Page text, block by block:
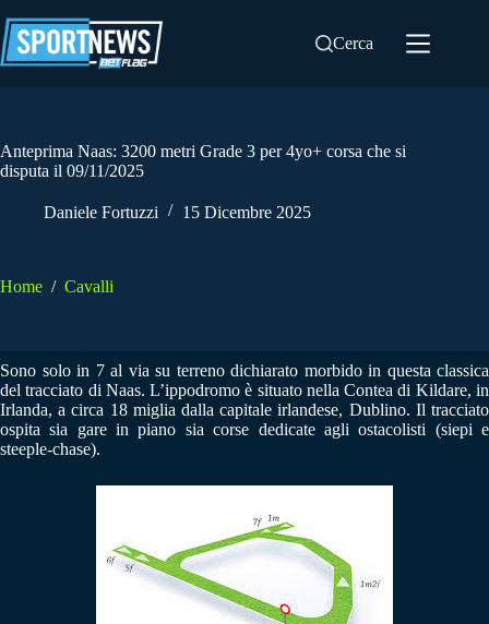
al
contenuto
Cerca
Anteprima Naas: 3200 metri Grade 3 per 4yo+ corsa che si
disputa il 09/11/2025
Daniele Fortuzzi 15 Dicembre 2025
Home / Cavalli
Sono solo in 7 al via su terreno dichiarato morbido in questa classica
del tracciato di Naas. L’ippodromo è situato nella Contea di Kildare, in
Irlanda, a circa 18 miglia dalla capitale irlandese, Dublino. Il tracciato
ospita sia gare in piano sia corse dedicate agli ostacolisti (siepi e
steeple-chase).